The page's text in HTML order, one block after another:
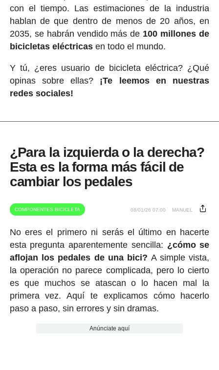
con el tiempo. Las estimaciones de la industria
hablan de que dentro de menos de 20 años, en
2035, se habrán vendido más de 100 millones de
bicicletas eléctricasen todo el mundo.
Y tú, ¿eres usuario de bicicleta eléctrica? ¿Qué
opinas sobre ellas? ¡Te leemos en nuestras
redes sociales!
¿Para la izquierda o la derecha?
Esta es la forma más fácil de
cambiar los pedales
COMPONENTES BICICLETA 08/01/26 07:00 MANUEL
No eres el primero ni serás el último en hacerte
esta pregunta aparentemente sencilla: ¿cómo se
aflojan los pedales de una bici? A simple vista,
la operación no parece complicada, pero lo cierto
es que muchos se atascan o lo hacen mal la
primera vez. Aquí te explicamos cómo hacerlo
paso a paso, sin errores y sin dramas.
Anúnciate aquí